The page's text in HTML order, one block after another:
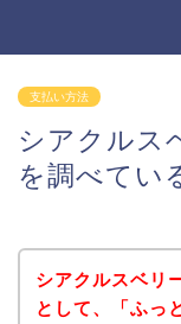
支払い方法
シアクルス
を調べてい
シアクルスベリ
として、「ふっ